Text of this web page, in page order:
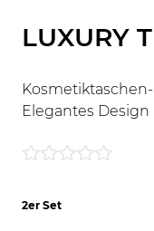
LUXURY
Kosmetiktaschen-
Elegantes Design
2er Set